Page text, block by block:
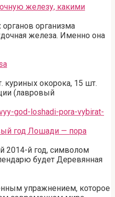
железу, какими
организма
железа. Именно она
куриных окорока, 15 шт.
(лавровый
год Лошади — пора
2014-й год, символом
будет Деревянная
упражнением, которое